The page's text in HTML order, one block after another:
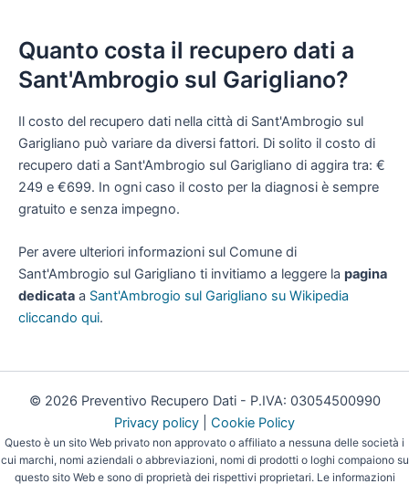
Quanto costa il recupero dati a
Sant'Ambrogio sul Garigliano?
Il costo del recupero dati nella città di Sant'Ambrogio sul
Garigliano può variare da diversi fattori. Di solito il costo di
recupero dati a Sant'Ambrogio sul Garigliano di aggira tra: €
249 e €699. In ogni caso il costo per la diagnosi è sempre
gratuito e senza impegno.
Per avere ulteriori informazioni sul Comune di
Sant'Ambrogio sul Garigliano ti invitiamo a leggere la pagina
dedicata a Sant'Ambrogio sul Garigliano su Wikipedia
cliccando qui.
© 2026 Preventivo Recupero Dati - P.IVA: 03054500990
Privacy policy
Cookie Policy
Questo è un sito Web privato non approvato o affiliato a nessuna delle società i
cui marchi, nomi aziendali o abbreviazioni, nomi di prodotti o loghi compaiono su
questo sito Web e sono di proprietà dei rispettivi proprietari. Le informazioni